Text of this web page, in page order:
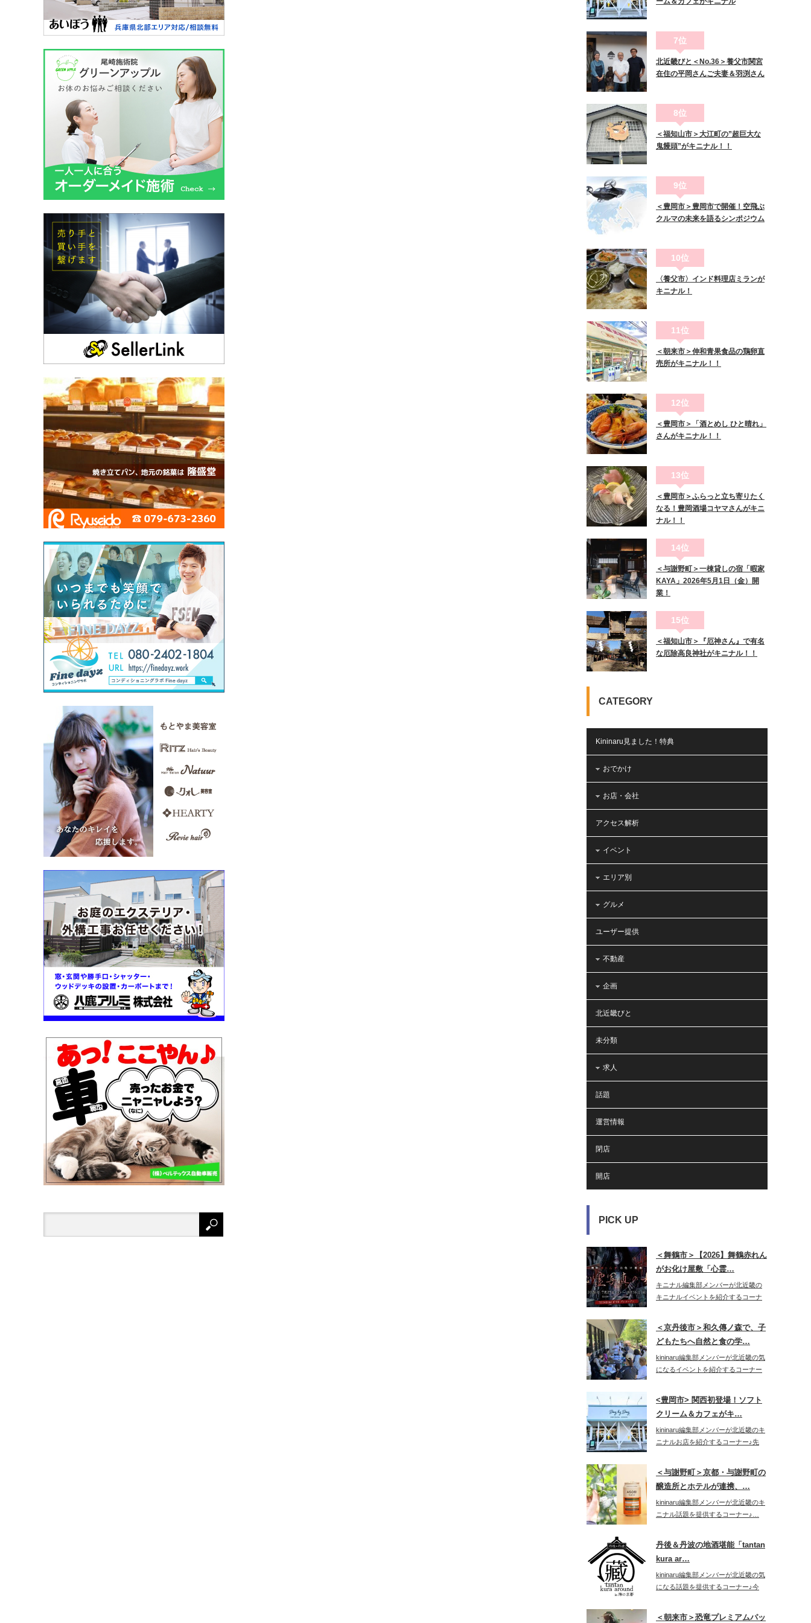
7位
北近畿びと＜No.36＞養父市関宮
在住の平岡さんご夫妻＆羽渕さん
8位
＜福知山市＞大江町の”超巨大な
鬼饅頭”がキニナル！！
9位
＜豊岡市＞豊岡市で開催！空飛ぶ
クルマの未来を語るシンポジウム
10位
〈養父市〉インド料理店ミランが
キニナル！
11位
＜朝来市＞伸和青果食品の鶏卵直
売所がキニナル！！
12位
＜豊岡市＞「酒とめし ひと晴れ」
さんがキニナル！！
13位
＜豊岡市＞ふらっと立ち寄りたく
なる！豊岡酒場コヤマさんがキニ
ナル！！
14位
＜与謝野町＞一棟貸しの宿「暇家
KAYA」2026年5月1日（金）開
業！
15位
＜福知山市＞『厄神さん』で有名
な厄除高良神社がキニナル！！
CATEGORY
Kininaru見ました！特典
おでかけ
お店・会社
アクセス解析
イベント
エリア別
グルメ
ユーザー提供
不動産
企画
北近畿びと
未分類
求人
話題
運営情報
閉店
開店
PICK UP
＜舞鶴市＞【2026】舞鶴赤れん
がお化け屋敷「心霊…
キニナル編集部メンバーが北近畿の
キニナルイベントを紹介するコーナ
＜京丹後市＞和久傳ノ森で、子
どもたちへ自然と食の学…
kininaru編集部メンバーが北近畿の気
になるイベントを紹介するコーナー
<豊岡市> 関西初登場！ソフト
クリーム＆カフェがキ…
kininaru編集部メンバーが北近畿のキ
ニナルお店を紹介するコーナー♪先
＜与謝野町＞京都・与謝野町の
醸造所とホテルが連携、…
kininaru編集部メンバーが北近畿のキ
ニナル話題を提供するコーナー♪…
丹後＆丹波の地酒堪能「tantan
kura ar…
kininaru編集部メンバーが北近畿の気
になる話題を提供するコーナー♪今
＜朝来市＞恐竜プレミアムパッ